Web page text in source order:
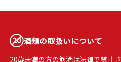
酒類の取扱いについて
20歳未満の方の飲酒は法律で禁止